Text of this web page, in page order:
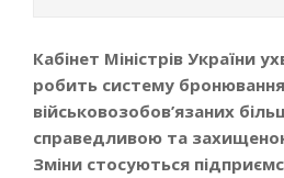
Кабінет Міністрів України
робить систему бронювання
військовозобов’язаних
справедливою та
Зміни стосуються